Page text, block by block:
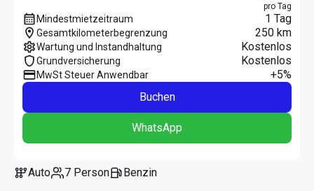
pro Tag
Mindestmietzeitraum 1 Tag
Gesamtkilometerbegrenzung 250 km
Wartung und Instandhaltung Kostenlos
Grundversicherung Kostenlos
MwSt Steuer Anwendbar
+5%
Buchen
WhatsApp
Auto 7 Person Benzin